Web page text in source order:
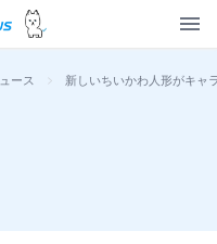
ース > 新しいちいかわ人形がキャ